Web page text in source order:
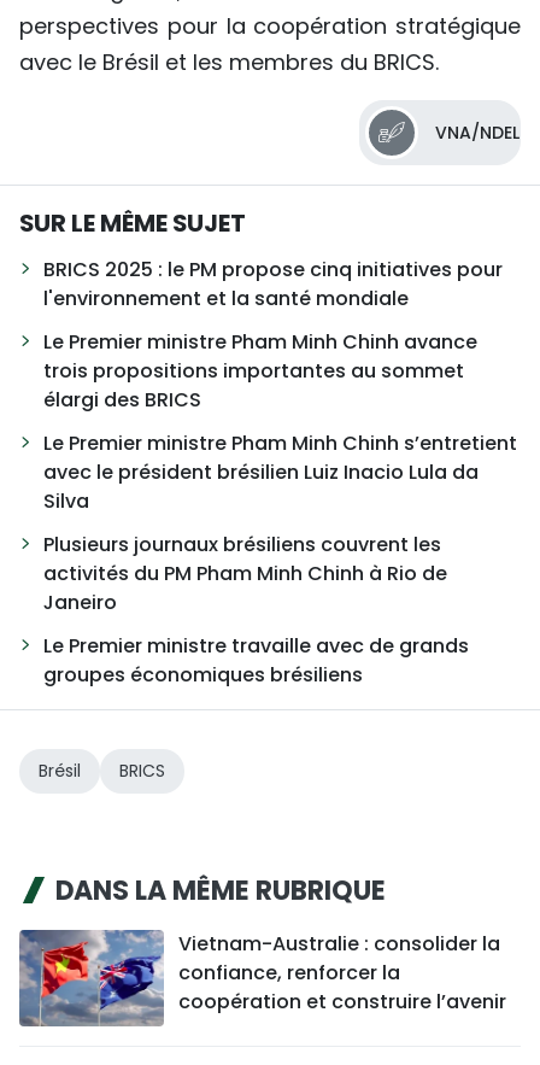
perspectives pour la coopération stratégique
avec le Brésil et les membres du BRICS.
VNA/NDEL
SUR LE MÊME SUJET
BRICS 2025 : le PM propose cinq initiatives pour
l'environnement et la santé mondiale
Le Premier ministre Pham Minh Chinh avance
trois propositions importantes au sommet
élargi des BRICS
Le Premier ministre Pham Minh Chinh s’entretient
avec le président brésilien Luiz Inacio Lula da
Silva
Plusieurs journaux brésiliens couvrent les
activités du PM Pham Minh Chinh à Rio de
Janeiro
Le Premier ministre travaille avec de grands
groupes économiques brésiliens
Brésil BRICS
DANS LA MÊME RUBRIQUE
Vietnam-Australie : consolider la
confiance, renforcer la
coopération et construire l’avenir